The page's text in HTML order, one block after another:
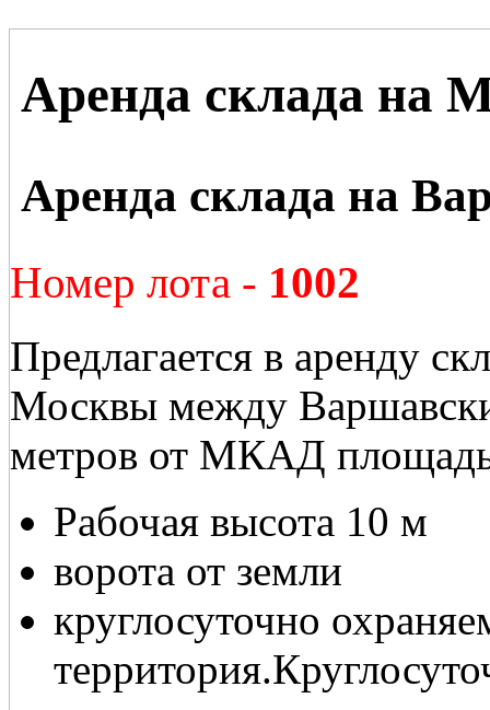
Аренда склада на
Аренда склада на
Номер лота - 1002
Предлагается в аренду
Москвы между
метров от МКАД
Рабочая высота 10 м
ворота от земли
круглосуточно